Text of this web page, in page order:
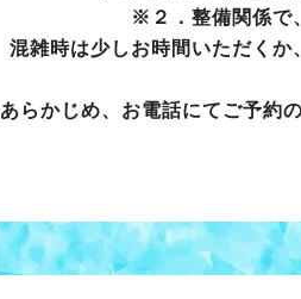
※２．整備関係で
混雑時は少しお時間いただくか
あらかじめ、お電話にてご予約